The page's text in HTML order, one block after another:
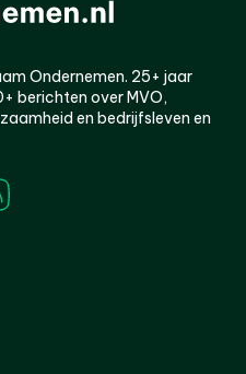
Ondernemen. 25+ jaar
berichten over MVO,
en bedrijfsleven en